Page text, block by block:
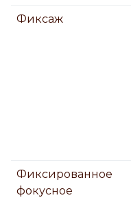
Фиксаж
Фиксированное
фокусное